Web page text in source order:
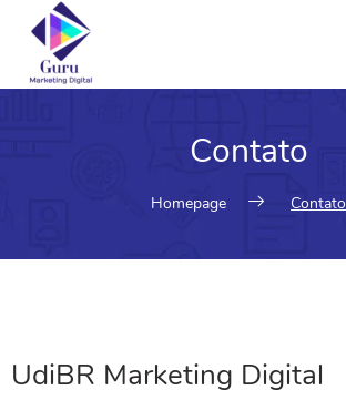
Contato
Homepage Contato
UdiBR Marketing Digital